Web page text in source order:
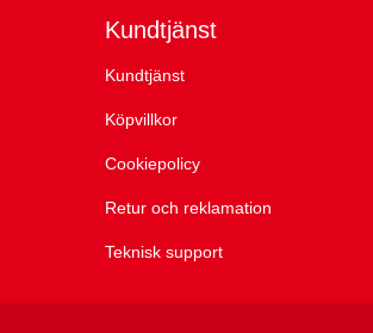
Kundtjänst
Kundtjänst
Köpvillkor
Cookiepolicy
Retur och reklamation
Teknisk support